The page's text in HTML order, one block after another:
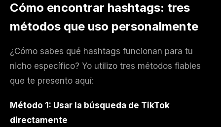
Cómo encontrar hashtags: tres
métodos que uso personalmente
¿Cómo sabes qué hashtags funcionan para tu
nicho específico? Yo utilizo tres métodos fiables
que te presento aquí:
Método 1: Usar la búsqueda de TikTok
directamente